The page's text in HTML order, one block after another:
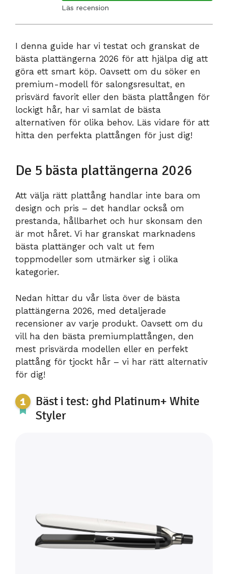
Läs recension
I denna guide har vi testat och granskat de
bästa plattängerna 2026 för att hjälpa dig att
göra ett smart köp. Oavsett om du söker en
premium-modell för salongsresultat, en
prisvärd favorit eller den bästa plattången för
lockigt hår, har vi samlat de bästa
alternativen för olika behov. Läs vidare för att
hitta den perfekta plattången för just dig!
De 5 bästa plattängerna 2026
Att välja rätt plattång handlar inte bara om
design och pris – det handlar också om
prestanda, hållbarhet och hur skonsam den
är mot håret. Vi har granskat marknadens
bästa plattänger och valt ut fem
toppmodeller som utmärker sig i olika
kategorier.
Nedan hittar du vår lista över de bästa
plattängerna 2026, med detaljerade
recensioner av varje produkt. Oavsett om du
vill ha den bästa premiumplattången, den
mest prisvärda modellen eller en perfekt
plattång för tjockt hår – vi har rätt alternativ
för dig!
Bäst i test: ghd Platinum+ White
Styler